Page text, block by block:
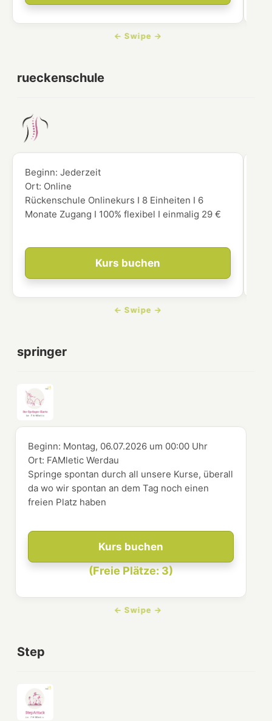
rueckenschule
Kurs buchen
Beginn:Jederzeit
Ort: Online
Rückenschule Onlinekurs I 8 Einheiten I 6
Monate Zugang I 100% flexibel I einmalig 29 €
springer
Kurs buchen
(Freie Plätze: 3)
Beginn: Montag, 06.07.2026 um 00:00 Uhr
Ort: FAMletic Werdau
Springe spontan durch all unsere Kurse, überall
da wo wir spontan an dem Tag noch einen
freien Platz haben
Step